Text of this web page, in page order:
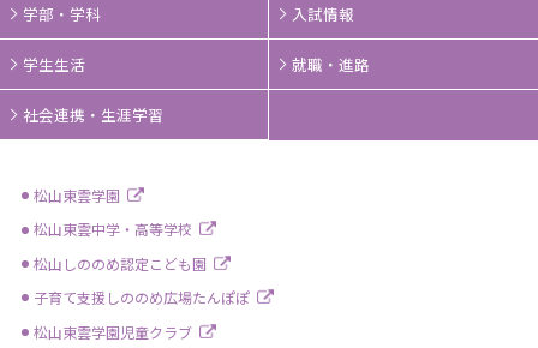
学部・学科 入試情報
学生生活 就職・進路
社会連携・生涯学習
松山東雲学園
松山東雲中学・高等学校
松山しののめ認定こども園
子育て支援しののめ広場たんぽぽ
松山東雲学園児童クラブ